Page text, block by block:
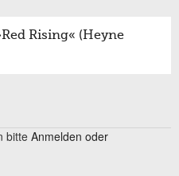
Rising« (Heyne
bitte Anmelden oder